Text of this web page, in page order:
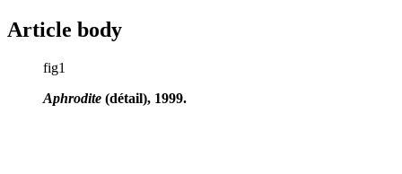
Article body
fig1
Aphrodite (détail), 1999.